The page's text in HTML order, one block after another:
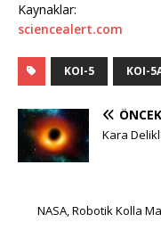
Kaynaklar:
sciencealert.com
KOI-5 KOI-
Kara
NASA, Robotik Kolla